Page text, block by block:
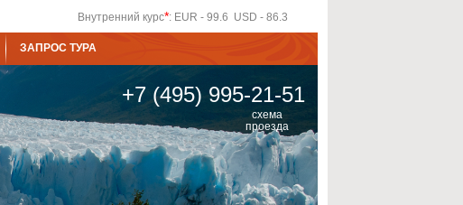
Внутренний курс*: EUR - 99.6 USD - 86.3
ЗАПРОС ТУРА
+7 (495) 995-21-51
схема
проезда